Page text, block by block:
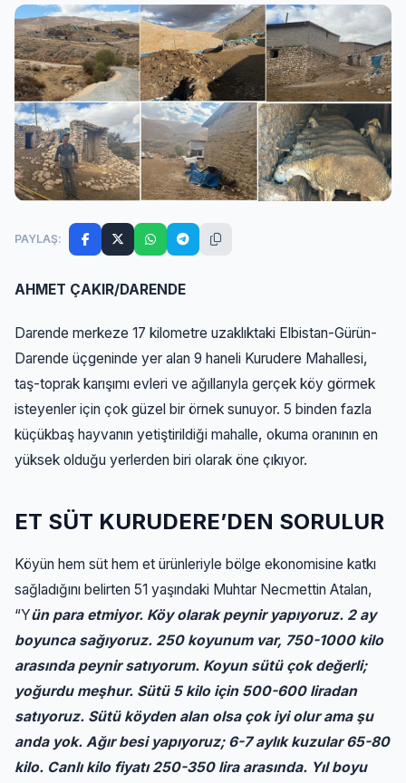
PAYLAŞ:
AHMET ÇAKIR/DARENDE
Darende merkeze 17 kilometre uzaklıktaki Elbistan-Gürün-
Darende üçgeninde yer alan 9 haneli Kurudere Mahallesi,
taş-toprak karışımı evleri ve ağıllarıyla gerçek köy görmek
isteyenler için çok güzel bir örnek sunuyor. 5 binden fazla
küçükbaş hayvanın yetiştirildiği mahalle, okuma oranının en
yüksek olduğu yerlerden biri olarak öne çıkıyor.
ET SÜT KURUDERE’DEN SORULUR
Köyün hem süt hem et ürünleriyle bölge ekonomisine katkı
sağladığını belirten 51 yaşındaki Muhtar Necmettin Atalan,
“Yün para etmiyor. Köy olarak peynir yapıyoruz. 2 ay
boyunca sağıyoruz. 250 koyunum var, 750-1000 kilo
arasında peynir satıyorum. Koyun sütü çok değerli;
yoğurdu meşhur. Sütü 5 kilo için 500-600 liradan
satıyoruz. Sütü köyden alan olsa çok iyi olur ama şu
anda yok. Ağır besi yapıyoruz; 6-7 aylık kuzular 65-80
kilo. Canlı kilo fiyatı 250-350 lira arasında. Yıl boyu